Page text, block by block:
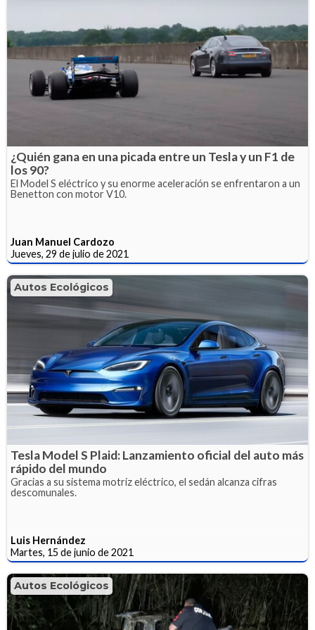
¿Quién gana en una picada entre un Tesla y un F1 de
los 90?
El Model S eléctrico y su enorme aceleración se enfrentaron a un
Benetton con motor V10.
Juan Manuel Cardozo
Jueves, 29 de julio de 2021
Autos Ecológicos
Tesla Model S Plaid: Lanzamiento oficial del auto más
rápido del mundo
Gracias a su sistema motriz eléctrico, el sedán alcanza cifras
descomunales.
Luis Hernández
Martes, 15 de junio de 2021
Autos Ecológicos